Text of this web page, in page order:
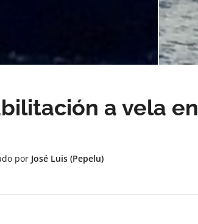
a vela en
por José Luis (Pepelu)